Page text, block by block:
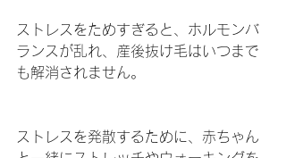
ストレスをためすぎると、ホルモンバ
ランスが乱れ、産後抜け毛はいつまで
も解消されません。
ストレスを発散するために、赤ちゃん